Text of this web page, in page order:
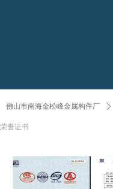
佛山市南海金松峰金属构件厂 ꄲ
荣誉证书